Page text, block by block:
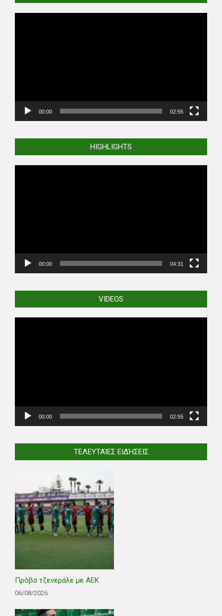
00:00 02:55
HIGHLIGHTS
00:00 04:31
VIDEOS
00:00 02:55
ΤΕΛΕΥΤΑΊΕΣ ΕΙΔΉΣΕΙΣ
Πρόβα τζενεράλε με ΑΕΚ
06/08/2026